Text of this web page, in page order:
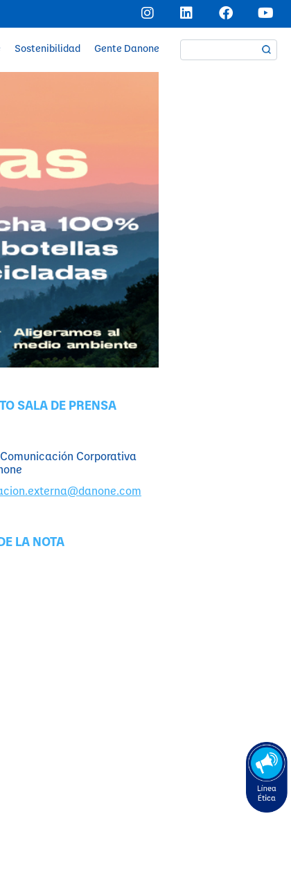
Sostenibilidad Gente Danone
SALA DE PRENSA
Corporativa
LA NOTA